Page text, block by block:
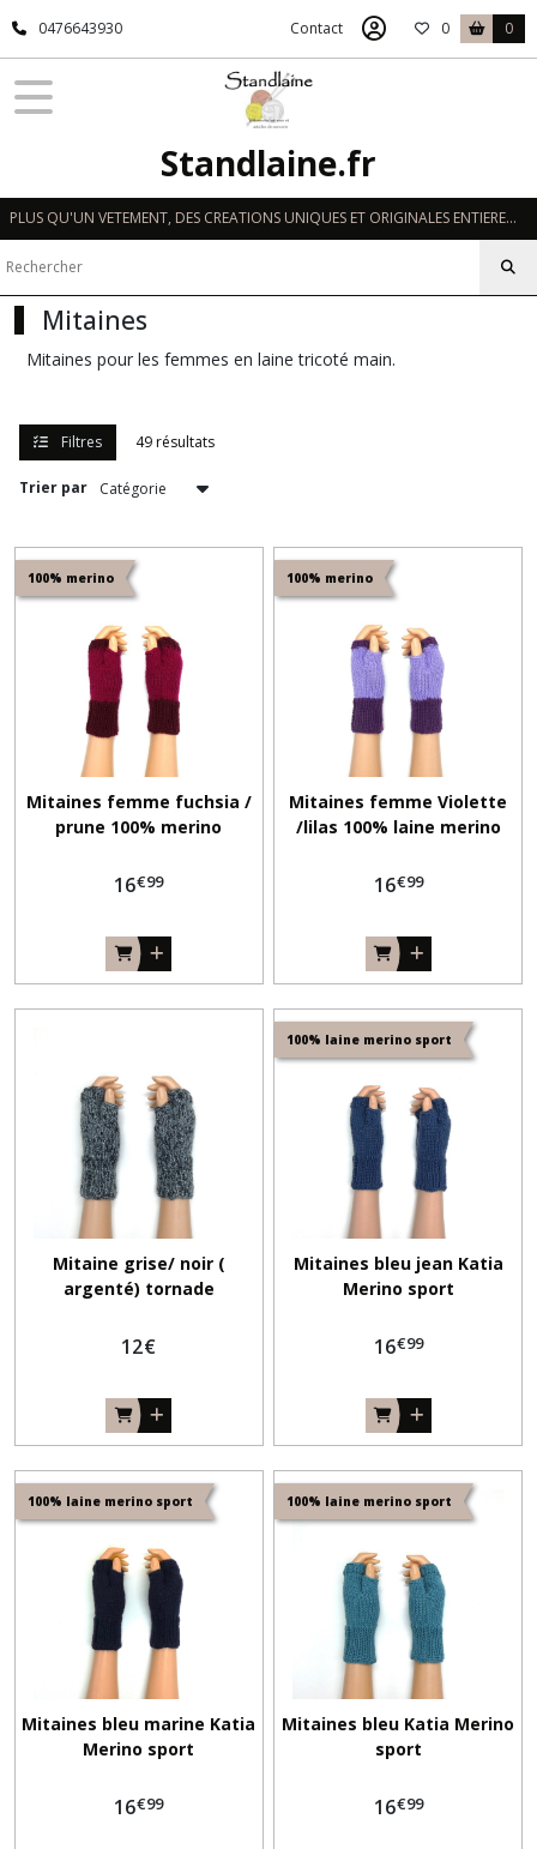
0476643930 Contact 0 0
Standlaine.fr
PLUS QU'UN VETEMENT, DES CREATIONS UNIQUES ET ORIGINALES ENTIEREMENT REALISEES A LA MAIN EN FRANCE
Mitaines
Mitaines pour les femmes en laine tricoté main.
Filtres 49 résultats
Trier par
100% merino
Mitaines femme fuchsia /
prune 100% merino
16€99
100% merino
Mitaines femme Violette
/lilas 100% laine merino
16€99
Mitaine grise/ noir (
argenté) tornade
12€
100% laine merino sport
Mitaines bleu jean Katia
Merino sport
16€99
100% laine merino sport
Mitaines bleu marine Katia
Merino sport
16€99
100% laine merino sport
Mitaines bleu Katia Merino
sport
16€99
Fermer
FILTRES
FEMME
Bandeaux
(12)
Bonnets
Poncho
Echarpes
de
cou
Boléro
Débardeurs
top
Châle
-
chèche
Afficher